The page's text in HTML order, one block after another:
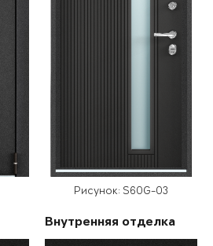
Рисунок: S60G-03
Внутренняя отделка